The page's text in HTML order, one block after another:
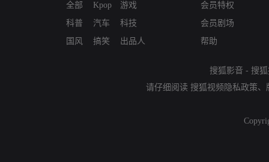
全部
科普
国风
Kpop
汽车
搞笑
游戏
科技
出品人
会员特权
会员剧场
帮助
搜狐影音 - 搜
请仔细阅读 搜狐视频隐私政策、